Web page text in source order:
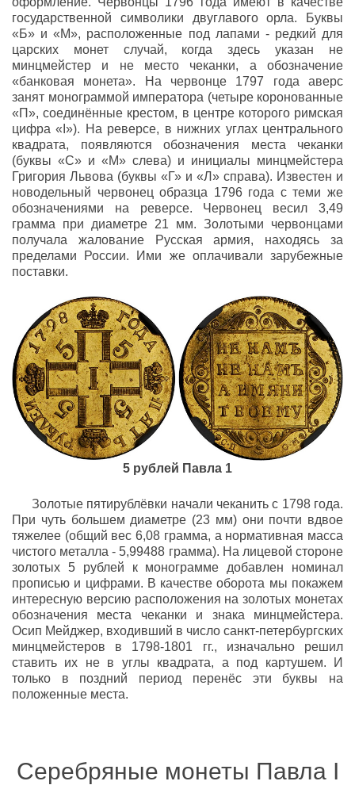
государственной символики двуглавого орла. Буквы
«Б» и «М», расположенные под лапами - редкий для
царских монет случай, когда здесь указан не
минцмейстер и не место чеканки, а обозначение
«банковая монета». На червонце 1797 года аверс
занят монограммой императора (четыре коронованные
«П», соединённые крестом, в центре которого римская
цифра «I»). На реверсе, в нижних углах центрального
квадрата, появляются обозначения места чеканки
(буквы «С» и «М» слева) и инициалы минцмейстера
Григория Львова (буквы «Г» и «Л» справа). Известен и
новодельный червонец образца 1796 года с теми же
обозначениями на реверсе. Червонец весил 3,49
грамма при диаметре 21 мм. Золотыми червонцами
получала жалование Русская армия, находясь за
пределами России. Ими же оплачивали зарубежные
поставки.
5 рублей Павла 1
Золотые пятирублёвки начали чеканить с 1798 года.
При чуть большем диаметре (23 мм) они почти вдвое
тяжелее (общий вес 6,08 грамма, а нормативная масса
чистого металла - 5,99488 грамма). На лицевой стороне
золотых 5 рублей к монограмме добавлен номинал
прописью и цифрами. В качестве оборота мы покажем
интересную версию расположения на золотых монетах
обозначения места чеканки и знака минцмейстера.
Осип Мейджер, входивший в число санкт-петербургских
минцмейстеров в 1798-1801 гг., изначально решил
ставить их не в углы квадрата, а под картушем. И
только в поздний период перенёс эти буквы на
положенные места.
Серебряные монеты Павла I